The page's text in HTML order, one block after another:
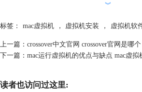
内找到需要卸载的虚拟机，右键虚拟机名称，
便可直接删除该虚拟机。但是此时仅删除操作
︾
标签： mac虚拟机 ， 虚拟机安装 ， 虚拟机软
上一篇： crossover中文官网 crossover官网是哪个
下一篇： mac运行虚拟机的优点与缺点 mac虚
读者也访问过这里: